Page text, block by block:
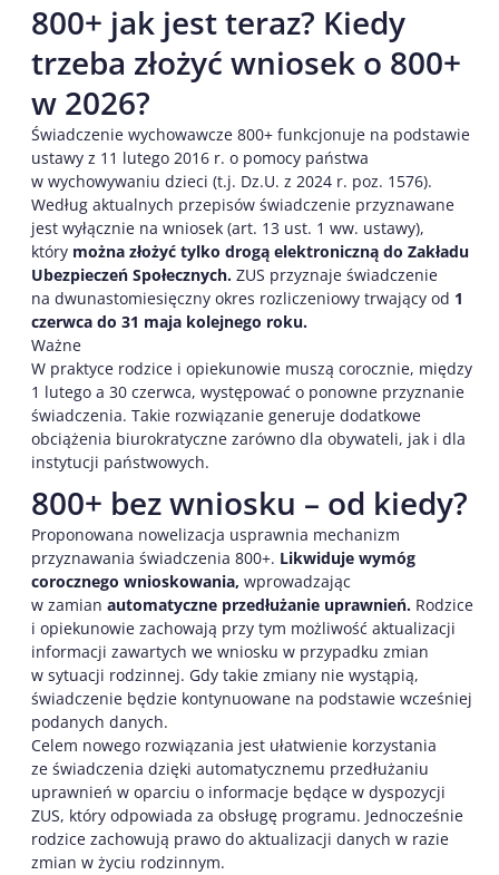
800+ jak jest teraz? Kiedy
trzeba złożyć wniosek o 800+
w 2026?
Świadczenie wychowawcze 800+ funkcjonuje na podstawie
ustawy z 11 lutego 2016 r. o pomocy państwa
w wychowywaniu dzieci (t.j. Dz.U. z 2024 r. poz. 1576).
Według aktualnych przepisów świadczenie przyznawane
jest wyłącznie na wniosek (art. 13 ust. 1 ww. ustawy),
który można złożyć tylko drogą elektroniczną do Zakładu
Ubezpieczeń Społecznych. ZUS przyznaje świadczenie
na dwunastomiesięczny okres rozliczeniowy trwający od 1
czerwca do 31 maja kolejnego roku.
Ważne
W praktyce rodzice i opiekunowie muszą corocznie, między
1 lutego a 30 czerwca, występować o ponowne przyznanie
świadczenia. Takie rozwiązanie generuje dodatkowe
obciążenia biurokratyczne zarówno dla obywateli, jak i dla
instytucji państwowych.
800+ bez wniosku – od kiedy?
Proponowana nowelizacja usprawnia mechanizm
przyznawania świadczenia 800+. Likwiduje wymóg
corocznego wnioskowania, wprowadzając
w zamian automatyczne przedłużanie uprawnień. Rodzice
i opiekunowie zachowają przy tym możliwość aktualizacji
informacji zawartych we wniosku w przypadku zmian
w sytuacji rodzinnej. Gdy takie zmiany nie wystąpią,
świadczenie będzie kontynuowane na podstawie wcześniej
podanych danych.
Celem nowego rozwiązania jest ułatwienie korzystania
ze świadczenia dzięki automatycznemu przedłużaniu
uprawnień w oparciu o informacje będące w dyspozycji
ZUS, który odpowiada za obsługę programu. Jednocześnie
rodzice zachowują prawo do aktualizacji danych w razie
zmian w życiu rodzinnym.